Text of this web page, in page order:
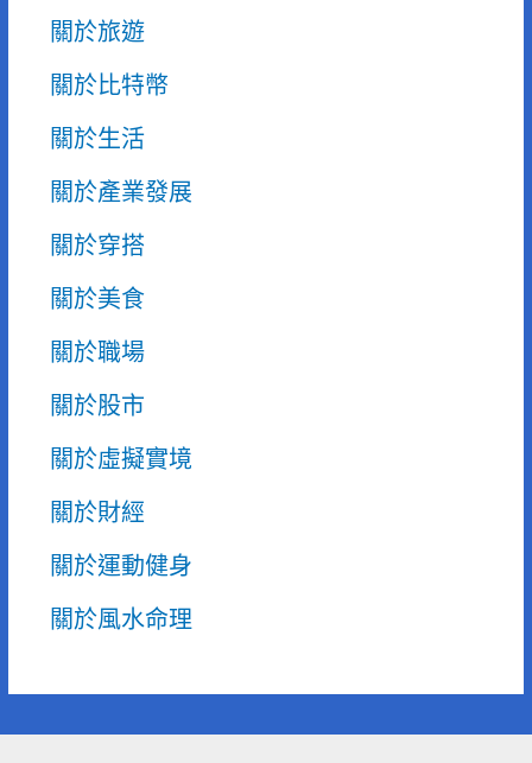
關於旅遊
關於比特幣
關於生活
關於產業發展
關於穿搭
關於美食
關於職場
關於股市
關於虛擬實境
關於財經
關於運動健身
關於風水命理